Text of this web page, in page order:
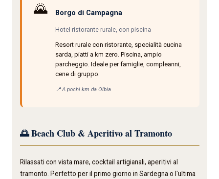
🌄 Borgo di Campagna
Hotel ristorante rurale, con piscina
Resort rurale con ristorante, specialità cucina
sarda, piatti a km zero. Piscina, ampio
parcheggio. Ideale per famiglie, compleanni,
cene di gruppo.
📍 A pochi km da Olbia
🌅 Beach Club & Aperitivo al Tramonto
Rilassati con vista mare, cocktail artigianali, aperitivi al
tramonto. Perfetto per il primo giorno in Sardegna o l'ultima